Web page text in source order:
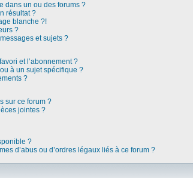
dans un ou des forums ?
résultat ?
blanche ?!
?
et sujets ?
et l’abonnement ?
à un sujet spécifique ?
?
sur ce forum ?
jointes ?
?
d’abus ou d’ordres légaux liés à ce forum ?